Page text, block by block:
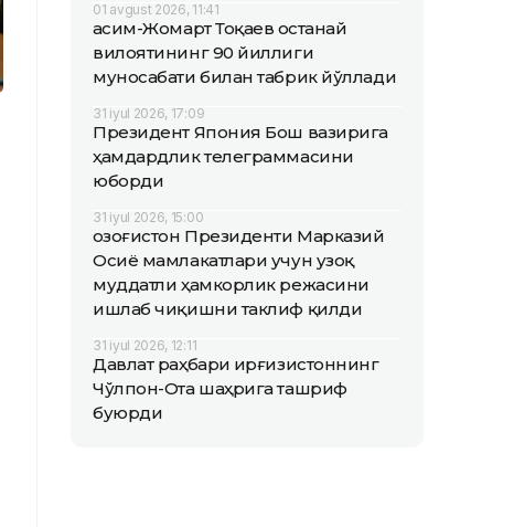
01 avgust 2026, 11:41
Қасим-Жомарт Тоқаев Қостанай
вилоятининг 90 йиллиги
муносабати билан табрик йўллади
31 iyul 2026, 17:09
Президент Япония Бош вазирига
ҳамдардлик телеграммасини
юборди
31 iyul 2026, 15:00
Қозоғистон Президенти Марказий
Осиё мамлакатлари учун узоқ
муддатли ҳамкорлик режасини
ишлаб чиқишни таклиф қилди
31 iyul 2026, 12:11
Давлат раҳбари Қирғизистоннинг
Чўлпон-Ота шаҳрига ташриф
буюрди